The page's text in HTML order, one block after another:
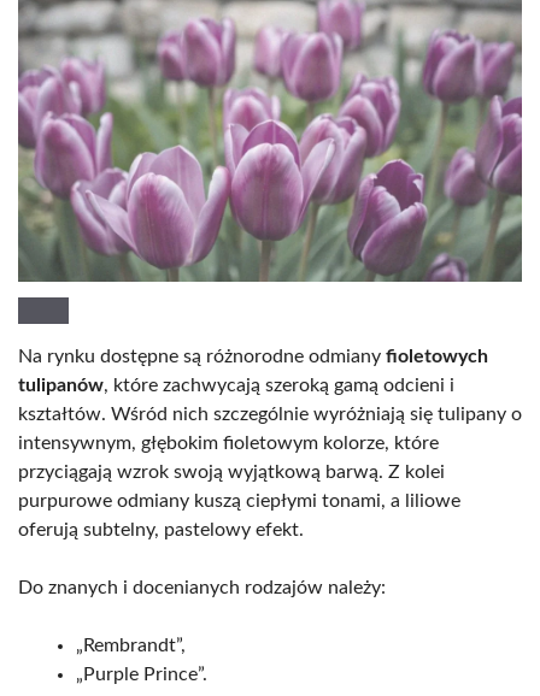
Na rynku dostępne są różnorodne odmiany fioletowych
tulipanów, które zachwycają szeroką gamą odcieni i
kształtów. Wśród nich szczególnie wyróżniają się tulipany o
intensywnym, głębokim fioletowym kolorze, które
przyciągają wzrok swoją wyjątkową barwą. Z kolei
purpurowe odmiany kuszą ciepłymi tonami, a liliowe
oferują subtelny, pastelowy efekt.
Do znanych i docenianych rodzajów należy:
„Rembrandt”,
„Purple Prince”.